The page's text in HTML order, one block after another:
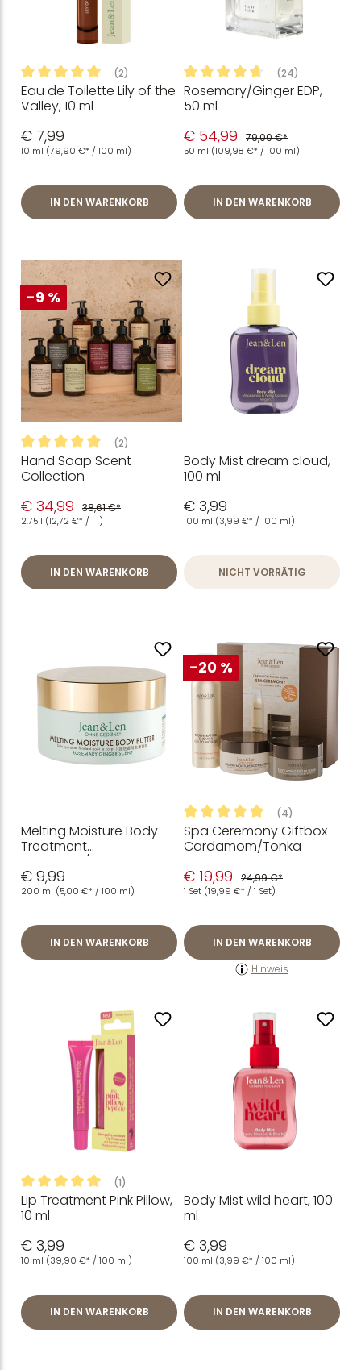
Durchschnittliche Bewertung von 5 von 5 Sternen
(2)
Eau de Toilette Lily of the
Valley, 10 ml
€ 7,99
10 ml (79,90 €* / 100 ml)
IN DEN WARENKORB
Durchschnittliche
(24)
Rosemary/Ginger EDP,
50 ml
€ 54,99 79,00 €*
50 ml (109,98 €* / 100 ml)
IN DEN WARENKORB
-9 %
Durchschnittliche Bewertung von 5 von 5 Sternen
(2)
Hand Soap Scent
Collection
€ 34,99 38,61 €*
2.75 l (12,72 €* / 1 l)
IN DEN WARENKORB
Body Mist dream cloud,
100 ml
€ 3,99
100 ml (3,99 €* / 100 ml)
NICHT VORRÄTIG
Melting Moisture Body
Treatment
Rosemary/Ginger
€ 9,99
200 ml (5,00 €* / 100 ml)
IN DEN WARENKORB
-20 %
Durchschnittliche
(4)
Spa Ceremony Giftbox
Cardamom/Tonka
€ 19,99 24,99 €*
1 Set (19,99 €* / 1 Set)
IN DEN WARENKORB
Hinweis
Durchschnittliche Bewertung von 5 von 5 Sternen
(1)
Lip Treatment Pink Pillow,
10 ml
€ 3,99
10 ml (39,90 €* / 100 ml)
IN DEN WARENKORB
Body Mist wild heart, 100
ml
€ 3,99
100 ml (3,99 €* / 100 ml)
IN DEN WARENKORB